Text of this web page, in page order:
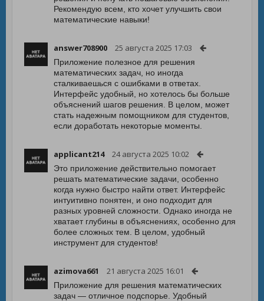
Рекомендую всем, кто хочет улучшить свои
математические навыки!
answer708900 25 августа 2025 17:03
Приложение полезное для решения
математических задач, но иногда
сталкиваешься с ошибками в ответах.
Интерфейс удобный, но хотелось бы больше
объяснений шагов решения. В целом, может
стать надежным помощником для студентов,
если доработать некоторые моменты.
applicant214 24 августа 2025 10:02
Это приложение действительно помогает
решать математические задачи, особенно
когда нужно быстро найти ответ. Интерфейс
интуитивно понятен, и оно подходит для
разных уровней сложности. Однако иногда не
хватает глубины в объяснениях, особенно для
более сложных тем. В целом, удобный
инструмент для студентов!
azimova661 21 августа 2025 16:01
Приложение для решения математических
задач — отличное подспорье. Удобный